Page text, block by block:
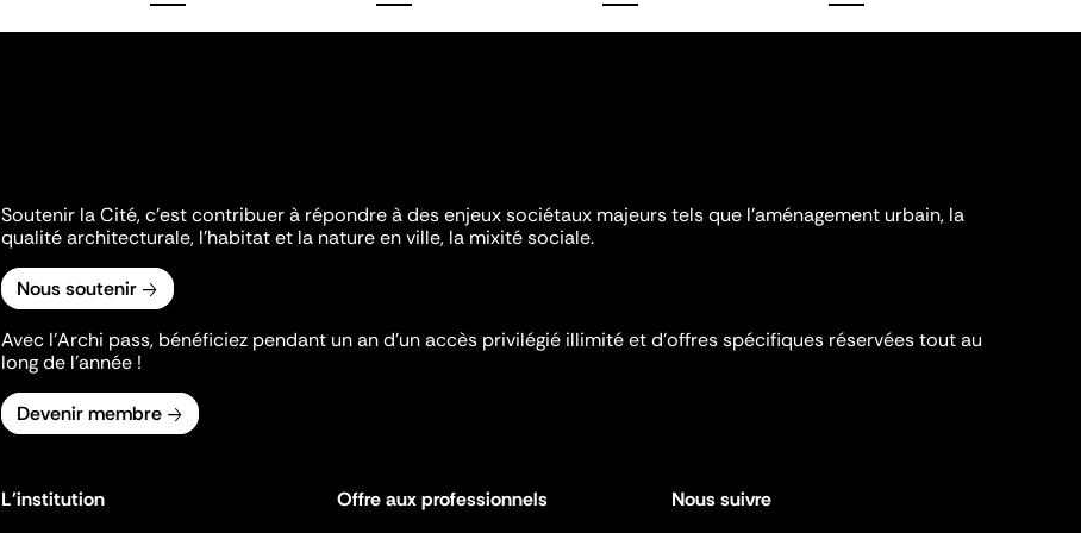
Soutenir la Cité, c'est contribuer à répondre à des enjeux sociétaux majeurs tels que l'aménagement urbain, la
qualité architecturale, l'habitat et la nature en ville, la mixité sociale.
Nous soutenir
Avec l’Archi pass, bénéficiez pendant un an d’un accès privilégié illimité et d’offres spécifiques réservées tout au
long de l’année !
Devenir membre
L'institution
Offre aux professionnels
Nous suivre